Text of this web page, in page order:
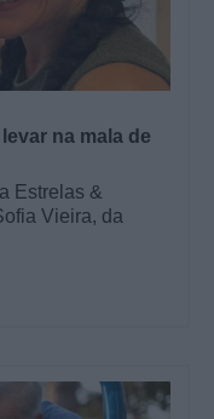
na mala de
Estrelas &
Vieira, da